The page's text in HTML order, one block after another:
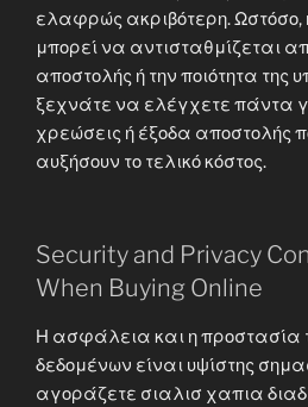
ελαφρώς ακριβότερη. Ωστόσο,
μπορεί να αντισταθμίζεται
αποστολής ή την ποιότητα της
ξεχνάτε να ελέγχετε πάντα
χρεώσεις ή έξοδα αποστολής
αυξήσουν το τελικό κόστος.
Security and Privacy
When Buying Online
Η ασφάλεια και η προστασία
δεδομένων είναι υψίστης
αγοράζετε σιαλισ χαπια